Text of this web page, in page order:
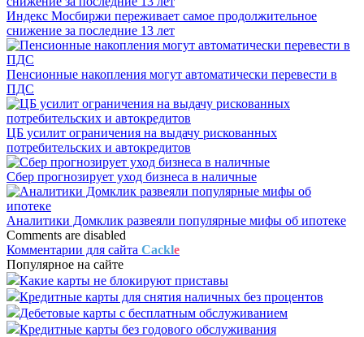
Индекс Мосбиржи переживает самое продолжительное
снижение за последние 13 лет
Пенсионные накопления могут автоматически перевести в
ПДС
ЦБ усилит ограничения на выдачу рискованных
потребительских и автокредитов
Сбер прогнозирует уход бизнеса в наличные
Аналитики Домклик развеяли популярные мифы об ипотеке
Comments are disabled
Комментарии для сайта Cackle
Популярное на сайте
Какие карты не блокируют приставы
Кредитные карты для снятия наличных без процентов
Дебетовые карты с бесплатным обслуживанием
Кредитные карты без годового обслуживания